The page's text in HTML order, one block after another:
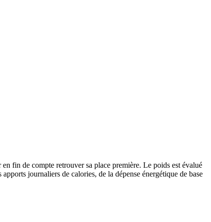
fin de compte retrouver sa place première. Le poids est évalué
journaliers de calories, de la dépense énergétique de base